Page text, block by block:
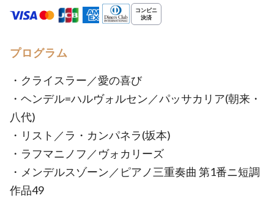
プログラム
・クライスラー／愛の喜び
・ヘンデル=ハルヴォルセン／パッサカリア(朝来・
八代)
・リスト／ラ・カンパネラ(坂本)
・ラフマニノフ／ヴォカリーズ
・メンデルスゾーン／ピアノ三重奏曲 第1番ニ短調
作品49